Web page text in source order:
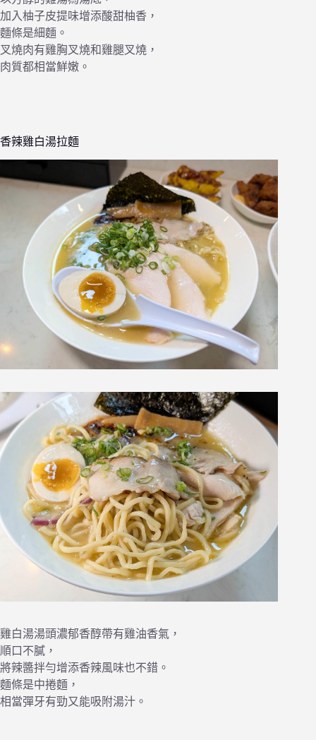
加入柚子皮提味增添酸甜柚香，
麵條是細麵。
叉燒肉有雞胸叉燒和雞腿叉燒，
肉質都相當鮮嫩。
香辣雞白湯拉麵
雞白湯湯頭濃郁香醇帶有雞油香氣，
順口不膩，
將辣醬拌勻增添香辣風味也不錯。
麵條是中捲麵，
相當彈牙有勁又能吸附湯汁。